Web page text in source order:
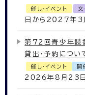
催し・イベント 文
日から2027年3
第72回青少年読
貸出・予約につい
催し・イベント 開
2026年8月23